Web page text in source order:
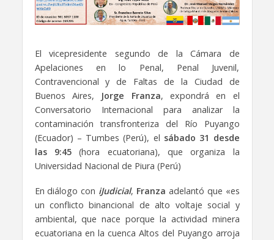
El vicepresidente segundo de la Cámara de
Apelaciones en lo Penal, Penal Juvenil,
Contravencional y de Faltas de la Ciudad de
Buenos Aires, Jorge Franza, expondrá en el
Conversatorio Internacional para analizar la
contaminación transfronteriza del Río Puyango
(Ecuador) – Tumbes (Perú), el sábado 31 desde
las 9:45(hora ecuatoriana), que organiza la
Universidad Nacional de Piura (Perú)
En diálogo con iJudicial, Franza adelantó que «es
un conflicto binancional de alto voltaje social y
ambiental, que nace porque la actividad minera
ecuatoriana en la cuenca Altos del Puyango arroja